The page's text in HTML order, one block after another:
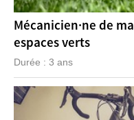
Mécanicien·ne de
espaces verts
Durée : 3 ans